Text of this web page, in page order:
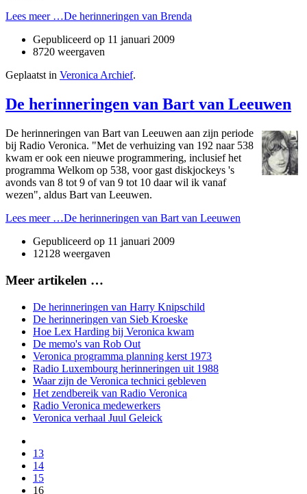
Lees meer …De herinneringen van Brenda
Gepubliceerd op 11 januari 2009
8720 weergaven
Geplaatst in Veronica Archief.
De herinneringen van Bart van Leeuwen
De herinneringen van Bart van Leeuwen aan zijn periode
bij Radio Veronica. "Met de verhuizing van 192 naar 538
kwam er ook een nieuwe programmering, inclusief het
programma Welkom op 538, voor gast diskjockeys 's
avonds van 8 tot 9 of van 9 tot 10 daar wil ik vanaf
wezen", aldus Bart van Leeuwen.
Lees meer …De herinneringen van Bart van Leeuwen
Gepubliceerd op 11 januari 2009
12128 weergaven
Meer artikelen …
De herinneringen van Harry Knipschild
De herinneringen van Sieb Kroeske
Hoe Lex Harding bij Veronica kwam
De memo's van Rob Out
Veronica programma planning kerst 1973
Radio Luxembourg herinneringen uit 1988
Waar zijn de Veronica technici gebleven
Het zendbereik van Radio Veronica
Radio Veronica medewerkers
Veronica verhaal Juul Geleick
13
14
15
16